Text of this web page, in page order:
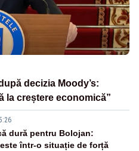
decizia Moody’s:
la creștere economică”
dură pentru Bolojan:
este într-o situație de forță